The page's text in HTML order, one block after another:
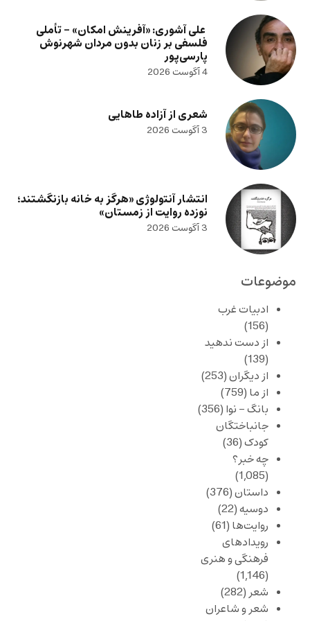
علی آشوری: «آفرینش امکان» – تأملی
فلسفی بر زنان بدون مردان شهرنوش
پارسی‌پور
4 آگوست 2026
شعری از آزاده طاهایی
3 آگوست 2026
انتشار آنتولوژی «هرگز به خانه بازنگشتند؛
نوزده روایت از زمستان»
3 آگوست 2026
موضوعات
ادبیات غرب
(156)
از دست ندهید
(139)
از دیگران(253)
از ما (759)
بانگ – نوا (356)
جانباختگان
کودک(36)
چه خبر؟
(1,085)
داستان(376)
دوسیه(22)
روایت‌ها (61)
رویدادهای
فرهنگی و هنری
(1,146)
شعر (282)
شعر و شاعران